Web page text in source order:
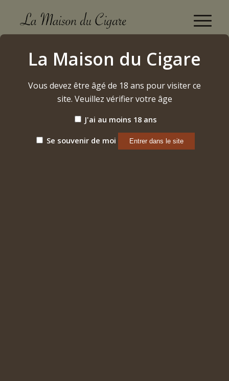
Hoyo de Monterrey du Maire 2024
Accueil / Etiquette: Hoyo de Monterrey du Maire 2024
Par défaut
15 Produits par page
La Maison du Cigare
Vous devez être âgé de 18 ans pour visiter ce
site. Veuillez vérifier votre âge
J'ai au moins 18 ans
Se souvenir de moi